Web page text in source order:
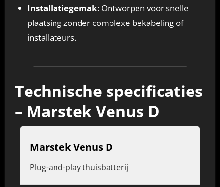
Installatiegemak: Ontworpen voor snelle
plaatsing zonder complexe bekabeling of
installateurs.
Technische specificaties
– Marstek Venus D
Marstek Venus D
Plug-and-play thuisbatterij